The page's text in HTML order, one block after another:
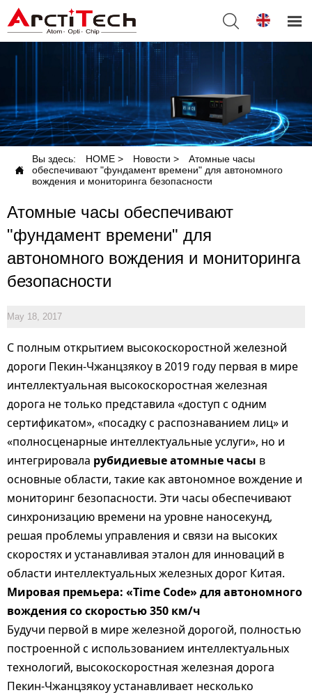
 

Вы здесь: HOME > Новости >
Атомные часы
обеспечивают "фундамент времени" для автономного
вождения и мониторинга безопасности
Атомные часы обеспечивают
"фундамент времени" для
автономного вождения и мониторинга
безопасности
May 18, 2017
С полным открытием высокоскоростной железной
дороги Пекин-Чжанцзякоу в 2019 году первая в мире
интеллектуальная высокоскоростная железная
дорога не только представила «доступ с одним
сертификатом», «посадку с распознаванием лиц» и
«полносценарные интеллектуальные услуги», но и
интегрировала рубидиевые атомные часы в
основные области, такие как автономное вождение и
мониторинг безопасности. Эти часы обеспечивают
синхронизацию времени на уровне наносекунд,
решая проблемы управления и связи на высоких
скоростях и устанавливая эталон для инноваций в
области интеллектуальных железных дорог Китая.
Мировая премьера: «Time Code» для автономного
вождения со скоростью 350 км/ч
Будучи первой в мире железной дорогой, полностью
построенной с использованием интеллектуальных
технологий, высокоскоростная железная дорога
Пекин-Чжанцзякоу устанавливает несколько